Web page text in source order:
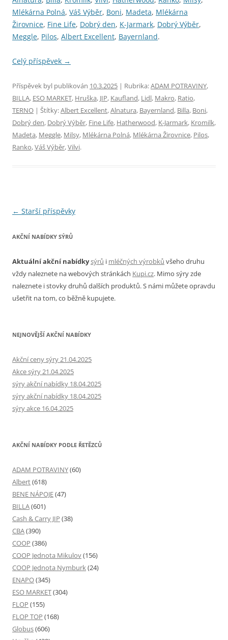
Mlékárna Polná, Váš Výběr, Boni, Madeta, Mlékárna
Žirovnice, Fine Life, Dobrý den, K-Jarmark, Dobrý Výběr,
Meggle, Pilos, Albert Excellent, Bayernland.
Celý příspěvek →
Příspěvek byl publikován 10.3.2025 | Rubrika:ADAM POTRAVINY,
BILLA, ESO MARKET, Hruška, JIP, Kaufland, Lidl, Makro, Ratio,
TERNO | Štítky:Albert Excellent,Alnatura, Bayernland, Billa, Boni,
Dobrý den, Dobrý Výběr, Fine Life, Hatherwood, K-Jarmark, Kromilk,
Madeta, Meggle, Milsy, Mlékárna Polná, Mlékárna Žirovnice, Pilos,
Ranko,Váš Výběr,Vilvi.
Navigace
příspěvky
← Starší příspěvky
AKČNÍ NABÍDKY SÝRŮ
Aktuální akční nabídkysýrů i mléčných výrobků všeho druhu
vždy naleznete na webových stránkách Kupi.cz. Mimo sýry zde
naleznete i stovky druhů dalších produktů. S námi můžete opravdu
ušetřit na tom, co běžně kupujete.
NEJNOVĚJŠÍ AKČNÍ NABÍDKY
Akční ceny sýry 21.04.2025
Akce sýry 21.04.2025
sýry akční nabídky 18.04.2025
sýry akční nabídky 18.04.2025
sýry akce 16.04.2025
AKČNÍ NABÍDKY PODLE ŘETĚZCŮ
ADAM POTRAVINY(60)
Albert(618)
BENE NÁPOJE(47)
BILLA(601)
Cash & Carry JIP (38)
CBA(390)
COOP (386)
COOP Jednota Mikulov(156)
COOP Jednota Nymburk(24)
ENAPO(345)
ESO MARKET(304)
FLOP (155)
FLOP TOP (168)
Globus(606)